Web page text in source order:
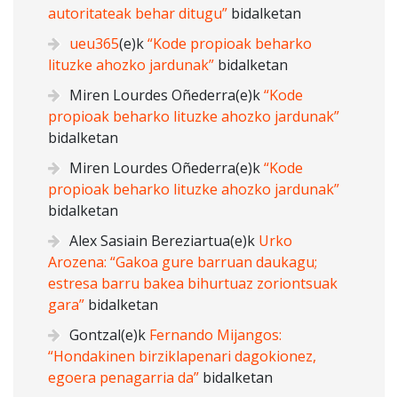
autoritateak behar ditugu” bidalketan
ueu365(e)k“Kode propioak beharko
lituzke ahozko jardunak” bidalketan
Miren Lourdes Oñederra(e)k“Kode
propioak beharko lituzke ahozko jardunak”
bidalketan
Miren Lourdes Oñederra(e)k“Kode
propioak beharko lituzke ahozko jardunak”
bidalketan
Alex Sasiain Bereziartua(e)k Urko
Arozena: “Gakoa gure barruan daukagu;
estresa barru bakea bihurtuaz zoriontsuak
gara” bidalketan
Gontzal(e)k Fernando Mijangos:
“Hondakinen birziklapenari dagokionez,
egoera penagarria da” bidalketan